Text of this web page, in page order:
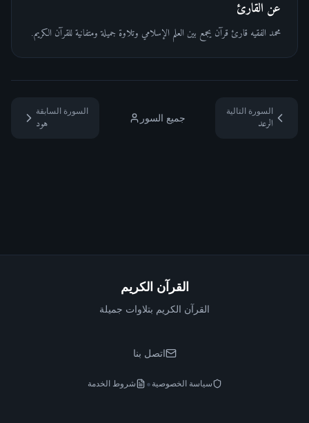
عن القارئ
محمد الفقيه قارئ قرآن يجمع بين العلم الإسلامي وتلاوة جميلة ومتفانية للقرآن الكريم.
السورة السابقة
هود
جميع السور
السورة التالية
الرعد
القرآن الكريم
القرآن الكريم بتلاوات جميلة
اتصل بنا
سياسة الخصوصية • شروط الخدمة